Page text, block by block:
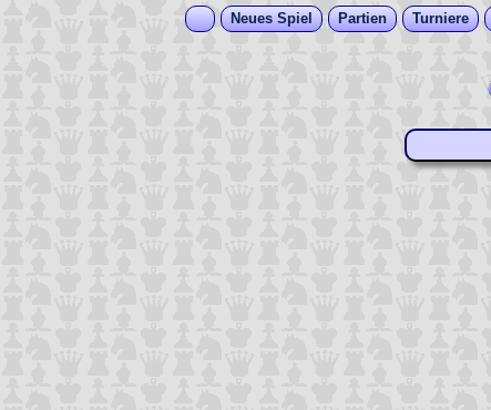
Neues Spiel Partien Turniere